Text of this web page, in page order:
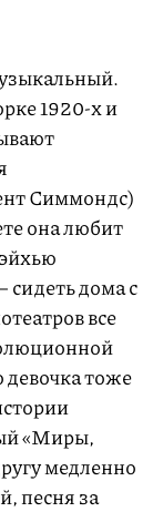
1920-х и
Симмондс)
она любит
дома с
все
девочка тоже
«Миры,
медленно
песня за